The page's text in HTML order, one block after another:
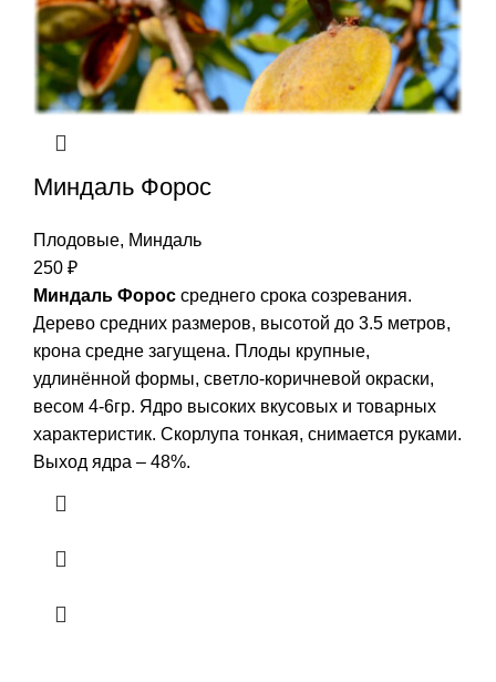
Миндаль Форос
Плодовые, Миндаль
250 ₽
Миндаль Форос среднего срока созревания.
Дерево средних размеров, высотой до 3.5 метров,
крона средне загущена. Плоды крупные,
удлинённой формы, светло-коричневой окраски,
весом 4-6гр. Ядро высоких вкусовых и товарных
характеристик. Скорлупа тонкая, снимается руками.
Выход ядра – 48%.